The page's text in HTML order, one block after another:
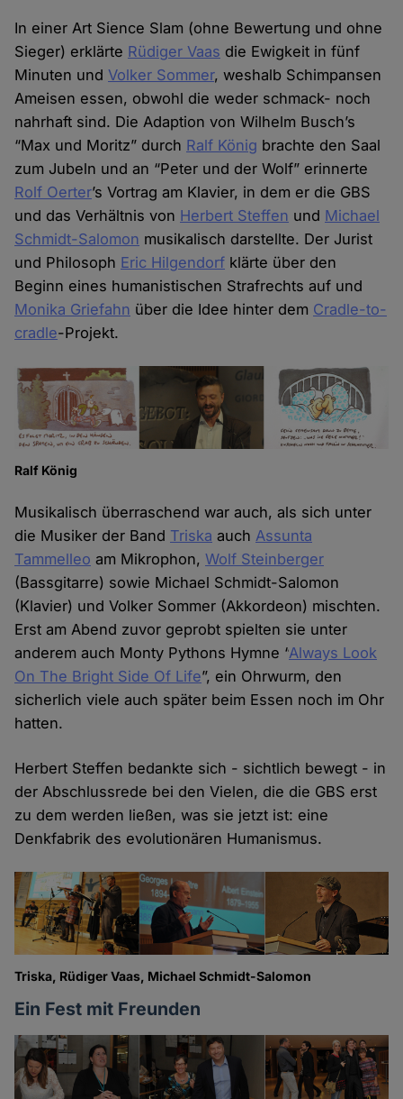
In einer Art Sience Slam (ohne Bewertung und ohne
Sieger) erklärte Rüdiger Vaas die Ewigkeit in fünf
Minuten undVolker Sommer, weshalb Schimpansen
Ameisen essen, obwohl die weder schmack- noch
nahrhaft sind. Die Adaption von Wilhelm Busch’s
“Max und Moritz” durch Ralf König brachte den Saal
zum Jubeln und an “Peter und der Wolf” erinnerte
Rolf Oerter’s Vortrag am Klavier, in dem er die GBS
und das Verhältnis von Herbert Steffen und Michael
Schmidt-Salomon musikalisch darstellte. Der Jurist
und Philosoph Eric Hilgendorf klärte über den
Beginn eines humanistischen Strafrechts auf und
Monika Griefahn über die Idee hinter dem Cradle-to-
cradle-Projekt.
Ralf König
Musikalisch überraschend war auch, als sich unter
die Musiker der Band Triska auch Assunta
Tammelleo am Mikrophon,Wolf Steinberger
(Bassgitarre) sowie Michael Schmidt-Salomon
(Klavier) und Volker Sommer (Akkordeon) mischten.
Erst am Abend zuvor geprobt spielten sie unter
anderem auch Monty Pythons Hymne “Always Look
On The Bright Side Of Life”, ein Ohrwurm, den
sicherlich viele auch später beim Essen noch im Ohr
hatten.
Herbert Steffen bedankte sich - sichtlich bewegt - in
der Abschlussrede bei den Vielen, die die GBS erst
zu dem werden ließen, was sie jetzt ist: eine
Denkfabrik des evolutionären Humanismus.
Triska, Rüdiger Vaas, Michael Schmidt-Salomon
Ein Fest mit Freunden